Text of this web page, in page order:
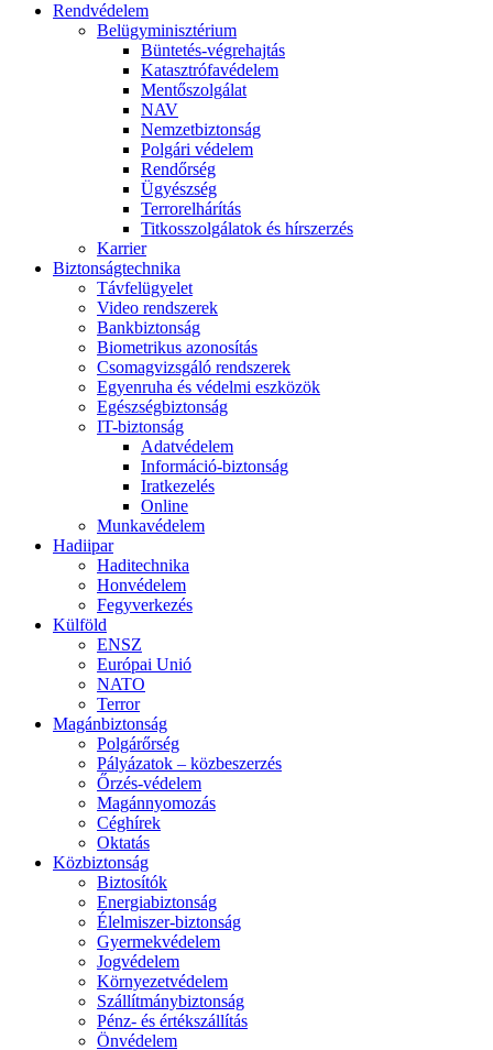
Rendvédelem
Belügyminisztérium
Büntetés-végrehajtás
Katasztrófavédelem
Mentőszolgálat
NAV
Nemzetbiztonság
Polgári védelem
Rendőrség
Ügyészség
Terrorelhárítás
Titkosszolgálatok és hírszerzés
Karrier
Biztonságtechnika
Távfelügyelet
Video rendszerek
Bankbiztonság
Biometrikus azonosítás
Csomagvizsgáló rendszerek
Egyenruha és védelmi eszközök
Egészségbiztonság
IT-biztonság
Adatvédelem
Információ-biztonság
Iratkezelés
Online
Munkavédelem
Hadiipar
Haditechnika
Honvédelem
Fegyverkezés
Külföld
ENSZ
Európai Unió
NATO
Terror
Magánbiztonság
Polgárőrség
Pályázatok – közbeszerzés
Őrzés-védelem
Magánnyomozás
Céghírek
Oktatás
Közbiztonság
Biztosítók
Energiabiztonság
Élelmiszer-biztonság
Gyermekvédelem
Jogvédelem
Környezetvédelem
Szállítmánybiztonság
Pénz- és értékszállítás
Önvédelem